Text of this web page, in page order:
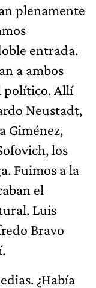
plenamente
entrada.
a ambos
político. Allí
Neustadt,
Giménez,
los
Fuimos a la
el
Luis
Bravo
¿Había